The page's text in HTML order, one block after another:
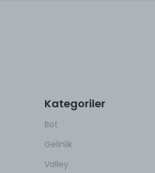
Kategoriler
Bot
Gelinlik
Valley